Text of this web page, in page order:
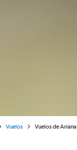
Vuelos Vuelos de Ariana